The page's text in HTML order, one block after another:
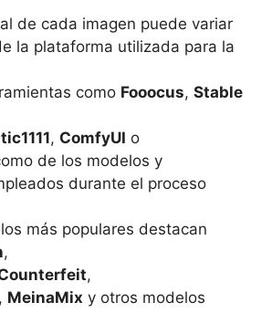
de cada imagen puede variar
la plataforma utilizada para la
como Fooocus, Stable
, ComfyUI o
de los modelos y
durante el proceso
más populares destacan
,
,
, MeinaMix y otros modelos